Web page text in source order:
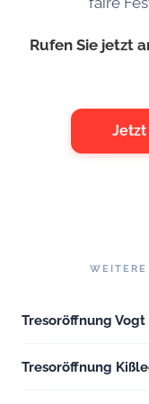
Rufen Sie jetzt
Jetzt
Tresoröffnung Vogt
Tresoröffnung